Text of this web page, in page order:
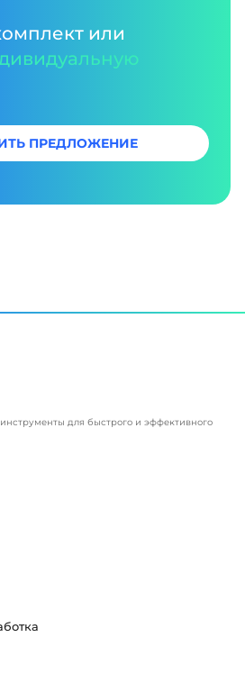
или
ПРЕДЛОЖЕНИЕ
для быстрого и эффективного